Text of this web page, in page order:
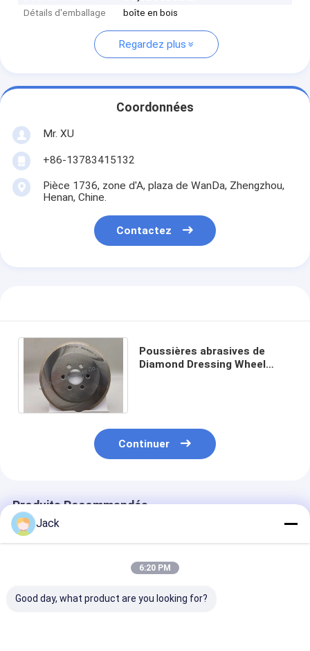
Détails d'emballage
boîte en bois
Regardez plus
Coordonnées
Mr. XU
+86-13783415132
Pièce 1736, zone d'A, plaza de WanDa, Zhengzhou,
Henan, Chine.
Contactez
Poussières abrasives de
Diamond Dressing Wheel
Continuer
Produits Recommandés
Jack
6:20 PM
Good day, what product are you looking for?